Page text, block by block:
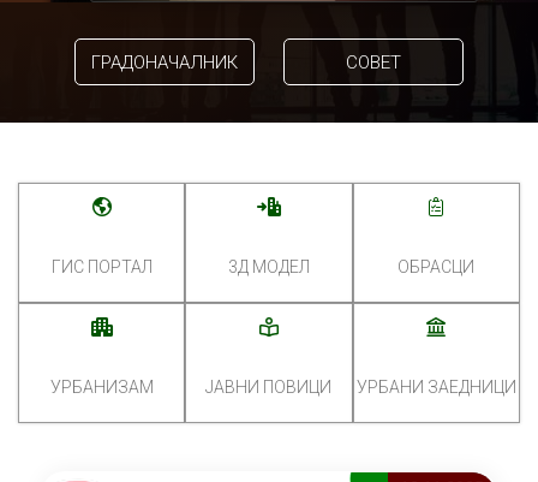
ГРАДОНАЧАЛНИК СОВЕТ
ГИС ПОРТАЛ 3Д МОДЕЛ ОБРАСЦИ
УРБАНИЗАМ ЈАВНИ ПОВИЦИ УРБАНИ ЗАЕДНИЦИ